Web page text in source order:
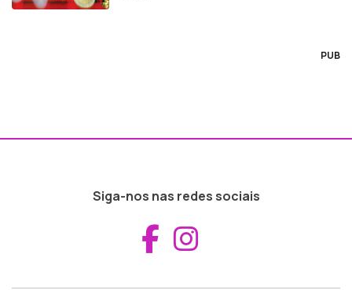
PUB
Siga-nos nas redes sociais
Aceder ao